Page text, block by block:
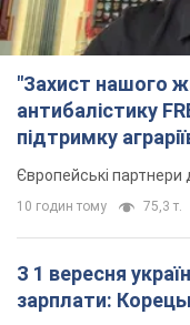
"Захист нашого
антибалістику
підтримку
Європейські партнери
10 годин тому 75,3 т.
З 1 вересня
зарплати: